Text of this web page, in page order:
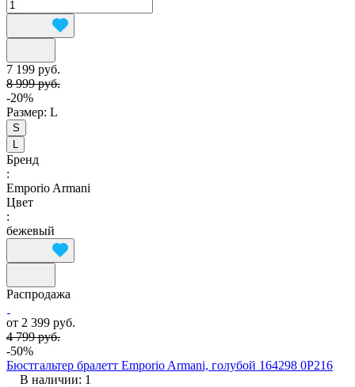
7 199 руб.
8 999 руб.
-20%
Размер: L
S
Бренд
:
Emporio Armani
Цвет
:
бежевый
Распродажа
от 2 399 руб.
4 799 руб.
-50%
Бюстгальтер бралетт Emporio Armani, голубой 164298 0P216
В наличии: 1